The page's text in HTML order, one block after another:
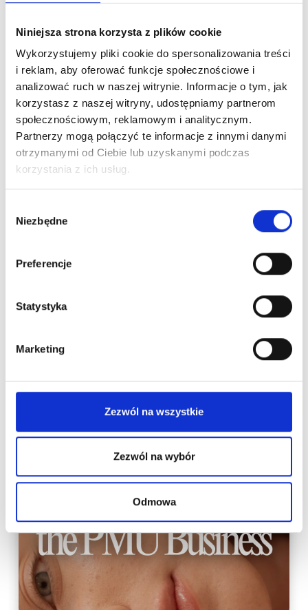
Niniejsza strona korzysta z plików cookie
Wykorzystujemy pliki cookie do spersonalizowania treści
i reklam, aby oferować funkcje społecznościowe i
analizować ruch w naszej witrynie. Informacje o tym, jak
korzystasz z naszej witryny, udostępniamy partnerom
społecznościowym, reklamowym i analitycznym.
Partnerzy mogą połączyć te informacje z innymi danymi
otrzymanymi od Ciebie lub uzyskanymi podczas
korzystania z ich usług.
zgody
Niezbędne
Preferencje
Statystyka
Marketing
Zezwól na wszystkie
Zezwól na wybór
Odmowa
Biotat numbering tattoo glide is
free of dyes and artificial odors.
Eugenol, found in clove oil, honey
and lavender, reduce pain and
anesthetize the tattoo site. In
addition, Vaseline due to
antibacterial properties reduces
redness and inflammation.
Packaging: 100 ml
Contains: Medical Grade White
Aromaticum, Glycerol, Honey,
New on our blog